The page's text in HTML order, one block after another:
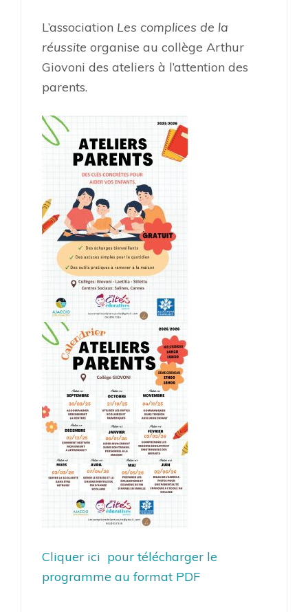
L’association Les complices de la
réussite organise au collège Arthur
Giovoni des ateliers à l’attention des
parents.
Cliquer ici pour télécharger le
programme au format PDF